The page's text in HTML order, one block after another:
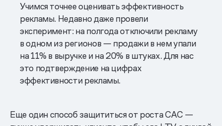
Учимся точнее оценивать эффективность
рекламы. Недавно даже провели
эксперимент: на полгода отключили рекламу
в одном из регионов — продажи в нем упали
на 11% в выручке и на 20% в штуках. Для нас
это подтверждение на цифрах
эффективности рекламы.
Еще один способ защититься от роста САС —